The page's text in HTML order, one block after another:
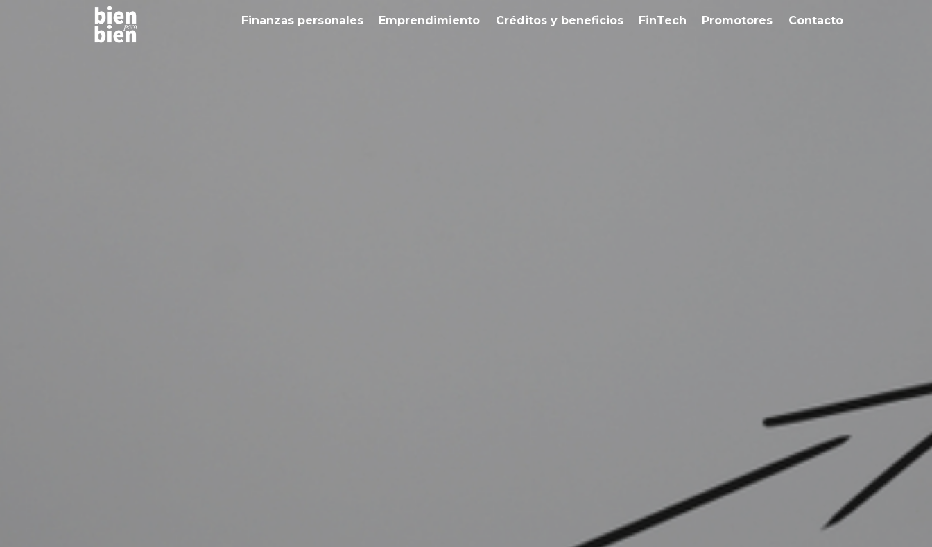
Finanzas personales Emprendimiento Créditos y beneficios FinTech Promotores Contacto